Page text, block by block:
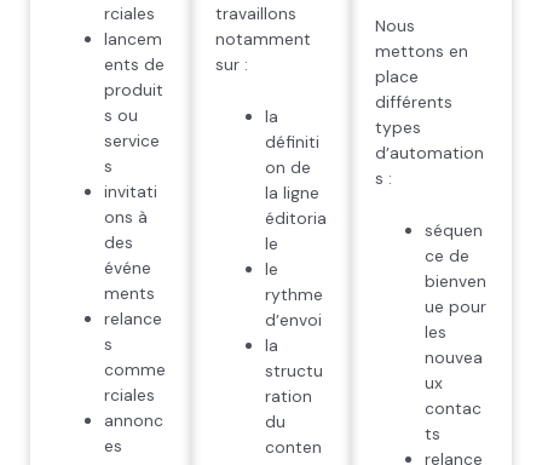
rciales
lancem
ents de
produit
s ou
service
s
invitati
ons à
des
événe
ments
relance
s
comme
rciales
annonc
es
travaillons
notamment
sur :
la
définiti
on de
la ligne
éditoria
le
le
rythme
d’envoi
la
structu
ration
du
conten
Nous
mettons en
place
différents
types
d’automation
s :
séquen
ce de
bienven
ue pour
les
nouvea
ux
contac
ts
relance